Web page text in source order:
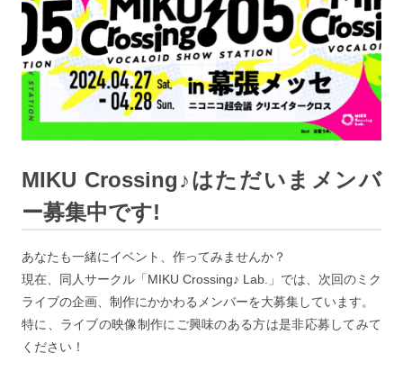
MIKU Crossing♪はただいまメンバ
ー募集中です!
あなたも一緒にイベント、作ってみませんか？
現在、同人サークル「MIKU Crossing♪ Lab.」では、次回のミク
ライブの企画、制作にかかわるメンバーを大募集しています。
特に、ライブの映像制作にご興味のある方は是非応募してみて
ください！